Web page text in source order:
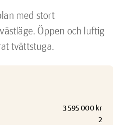
med stort
Öppen och luftig
tvättstuga.
3 595 000 kr
2